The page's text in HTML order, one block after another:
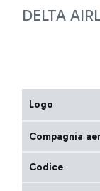
DELTA
Logo
Compagnia
Codice